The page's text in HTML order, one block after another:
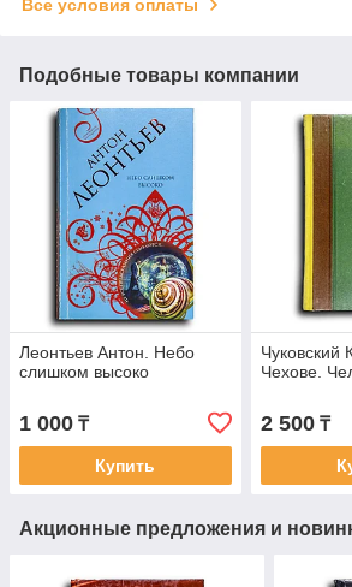
Все условия оплаты
Подобные товары компании
Леонтьев Антон. Небо
слишком высоко
1 000 ₸
Купить
Чуковский
Чехове.
2 500₸
Акционные предложения и